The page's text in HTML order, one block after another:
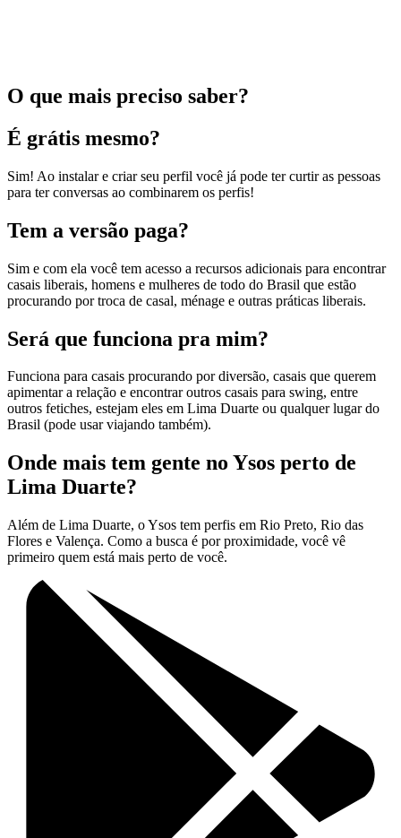
O que mais preciso saber?
É grátis mesmo?
Sim! Ao instalar e criar seu perfil você já pode ter curtir as pessoas
para ter conversas ao combinarem os perfis!
Tem a versão paga?
Sim e com ela você tem acesso a recursos adicionais para encontrar
casais liberais, homens e mulheres de todo do Brasil que estão
procurando por troca de casal, ménage e outras práticas liberais.
Será que funciona pra mim?
Funciona para casais procurando por diversão, casais que querem
apimentar a relação e encontrar outros casais para swing, entre
outros fetiches, estejam eles em Lima Duarte ou qualquer lugar do
Brasil (pode usar viajando também).
Onde mais tem gente no Ysos perto de
Lima Duarte?
Além de Lima Duarte, o Ysos tem perfis em Rio Preto, Rio das
Flores e Valença. Como a busca é por proximidade, você vê
primeiro quem está mais perto de você.